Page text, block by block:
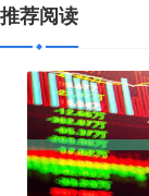
推荐阅读